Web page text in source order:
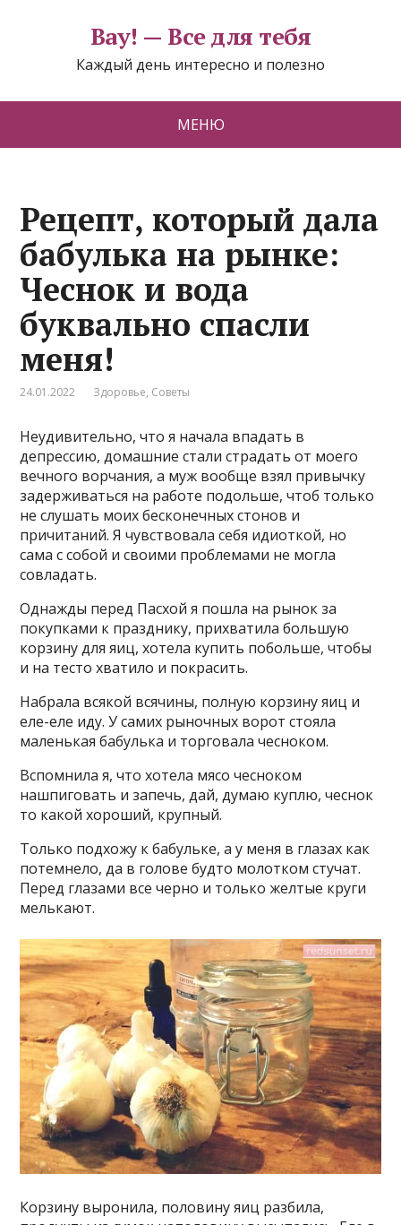
Вау! — Все для тебя
Каждый день интересно и полезно
МЕНЮ
Рецепт, который дала
бабулька на рынке:
Чеснок и вода
буквально спасли
меня!
24.01.2022 Здоровье, Советы
Неудивительно, что я начала впадать в
депрессию, домашние стали страдать от моего
вечного ворчания, а муж вообще взял привычку
задерживаться на работе подольше, чтоб только
не слушать моих бесконечных стонов и
причитаний. Я чувствовала себя идиоткой, но
сама с собой и своими проблемами не могла
совладать.
Однажды перед Пасхой я пошла на рынок за
покупками к празднику, прихватила большую
корзину для яиц, хотела купить побольше, чтобы
и на тесто хватило и покрасить.
Набрала всякой всячины, полную корзину яиц и
еле-еле иду. У самих рыночных ворот стояла
маленькая бабулька и торговала чесноком.
Вспомнила я, что хотела мясо чесноком
нашпиговать и запечь, дай, думаю куплю, чеснок
то какой хороший, крупный.
Только подхожу к бабульке, а у меня в глазах как
потемнело, да в голове будто молотком стучат.
Перед глазами все черно и только желтые круги
мелькают.
Корзину выронила, половину яиц разбила,